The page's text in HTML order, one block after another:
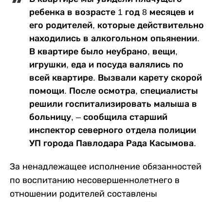
ребенка в возрасте 1 год 8 месяцев и
его родителей, которые действительно
находились в алкогольном опьянении.
В квартире было неубрано, вещи,
игрушки, еда и посуда валялись по
всей квартире. Вызвали карету скорой
помощи. После осмотра, специалисты
решили госпитализировать малыша в
больницу, – сообщила старший
инспектор северного отдела полиции
УП города Павлодара Рада Касымова.
За ненадлежащее исполнение обязанностей
по воспитанию несовершеннолетнего в
отношении родителей составлены